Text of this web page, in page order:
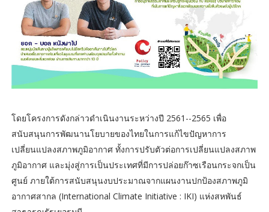
โดยโครงการดังกล่าวดำเนินงานระหว่างปี 2561--2565 เพื่อ
สนับสนุนการพัฒนานโยบายของไทยในการแก้ไขปัญหาการ
เปลี่ยนแปลงสภาพภูมิอากาศ ทั้งการปรับตัวต่อการเปลี่ยนแปลงสภาพ
ภูมิอากาศ และมุ่งสู่การเป็นประเทศที่มีการปล่อยก๊าซเรือนกระจกเป็น
ศูนย์ ภายใต้การสนับสนุนงบประมาณจากแผนงานปกป้องสภาพภูมิ
อากาศสากล (International Climate Initiative : IKI) แห่งสหพันธ์